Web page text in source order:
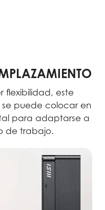
flexibilidad, este
puede colocar en
para adaptarse a
de trabajo.